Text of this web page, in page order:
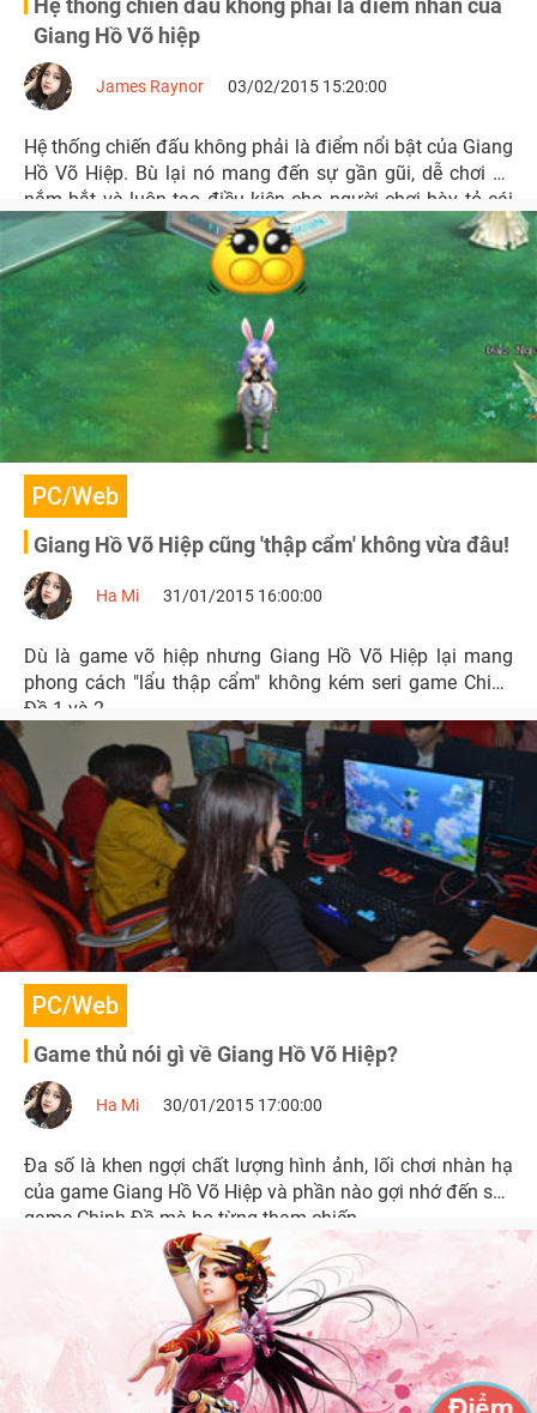
Hệ thống chiến đấu không phải là điểm nhấn của
Giang Hồ Võ hiệp
James Raynor 03/02/2015 15:20:00
Hệ thống chiến đấu không phải là điểm nổi bật của Giang
Hồ Võ Hiệp. Bù lại nó mang đến sự gần gũi, dễ chơi dễ
nắm bắt và luôn tạo điều kiện cho người chơi bày tỏ cái
tôi của mình.
PC/Web
Giang Hồ Võ Hiệp cũng 'thập cẩm' không vừa đâu!
Ha Mi 31/01/2015 16:00:00
Dù là game võ hiệp nhưng Giang Hồ Võ Hiệp lại mang
phong cách "lẩu thập cẩm" không kém seri game Chinh
Đồ 1 và 2.
PC/Web
Game thủ nói gì về Giang Hồ Võ Hiệp?
Ha Mi 30/01/2015 17:00:00
Đa số là khen ngợi chất lượng hình ảnh, lối chơi nhàn hạ
của game Giang Hồ Võ Hiệp và phần nào gợi nhớ đến seri
game Chinh Đồ mà họ từng tham chiến.